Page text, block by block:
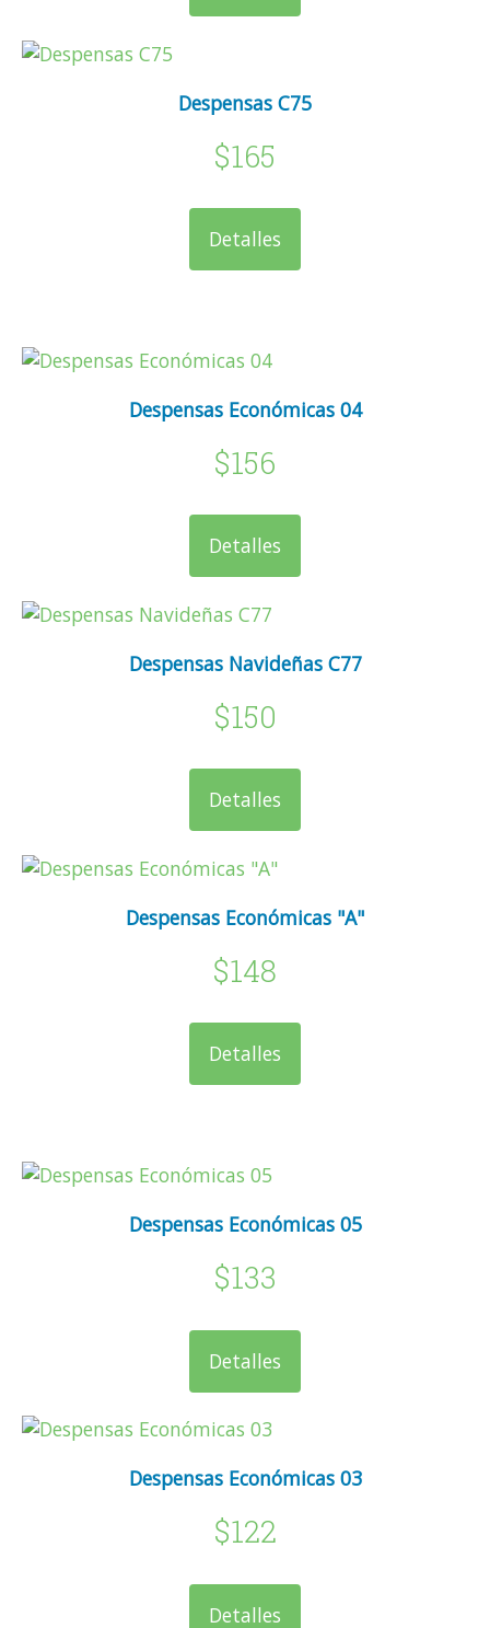
Despensas C75
$165
Detalles
Despensas Económicas 04
$156
Detalles
Despensas Navideñas C77
$150
Detalles
Despensas Económicas "A"
$148
Detalles
Despensas Económicas 05
$133
Detalles
Despensas Económicas 03
$122
Detalles